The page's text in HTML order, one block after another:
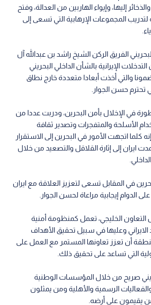
إليها، وإيواء الهاربين من العدالة، وفتح
لتدريب المجموعات الإرهابية التي تسعى إلى
الفريق الركن الشيخ راشد بن عبدالله آل
الإيرانية بالشأن الداخلي البحريني
والتي أخذت أبعادا متعددة خارج نطاق
تحترم حسن الجوار.
في الإخلال بأمن البحرين، ودربت عددا من
الأسلحة والمتفجرات وتصدير ثقافة
كلما اتجهت الأمور في البحرين إلى الاستقرار
ايران إلى إثارة القلاقل والتصعيد من خلال
في المقابل تسعى لتعزيز العلاقة مع ايران
الدوام إيجابية مراعاة لحسن الجوار.
الخليجي، تعمل كمنظومة أمنية
الايراني وعليها في سبيل تحقيق الأهداف
أن تعزز تعاونها المستمر مع العمل على
التي تساعد على تحقيق ذلك.
صريح من خلال المؤسسات الوطنية
الرسمية والأهلية ومن يمثلون
يقيمون على أرضه.